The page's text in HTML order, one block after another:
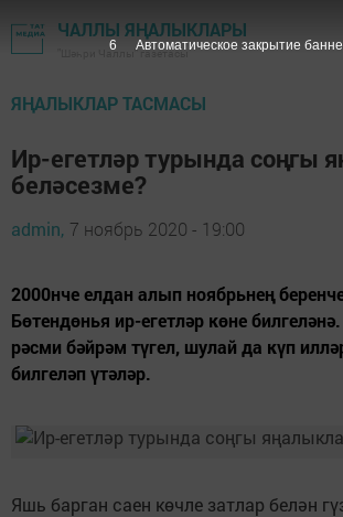
ЧАЛЛЫ ЯҢАЛЫКЛАРЫ
"Шәһри Чаллы" газетасы
ЯҢАЛЫКЛАР ТАСМАСЫ
Ир-егетләр турында соңгы
беләсезме?
admin, 7 ноябрь 2020 - 19:00
2000нче елдан алып ноябрьнең
Бөтендөнья ир-егетләр көне
рәсми бәйрәм түгел, шулай да күп
билгеләп үтәләр.
Яшь барган саен көчле затлар белән
5 Автоматическое закрытие